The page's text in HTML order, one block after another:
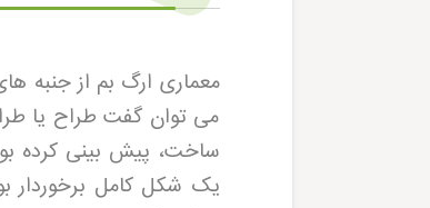
معماری ارگ بم از جنبه
می توان گفت طراح یا
ساخت، پیش بینی کرده
یک شکل کامل